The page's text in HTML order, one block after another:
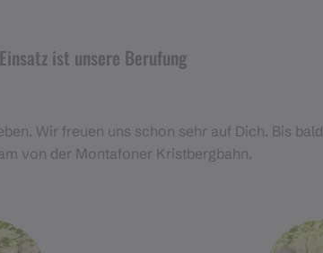
ist unsere Berufung
Wir freuen uns schon sehr auf Dich. Bis bald
von der Montafoner Kristbergbahn.